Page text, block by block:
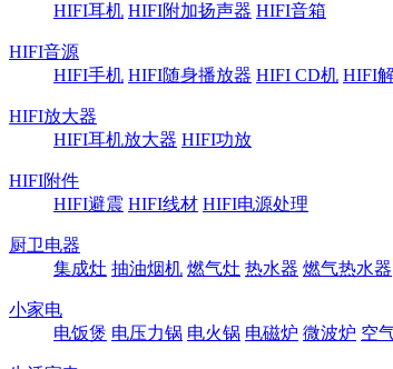
HIFI耳机 HIFI附加扬声器 HIFI音箱
HIFI音源
HIFI手机 HIFI随身播放器 HIFI CD机 HIFI
HIFI放大器
HIFI耳机放大器 HIFI功放
HIFI附件
HIFI避震 HIFI线材 HIFI电源处理
厨卫电器
集成灶 抽油烟机 燃气灶 热水器 燃气热水器
小家电
电饭煲 电压力锅 电火锅 电磁炉 微波炉 空